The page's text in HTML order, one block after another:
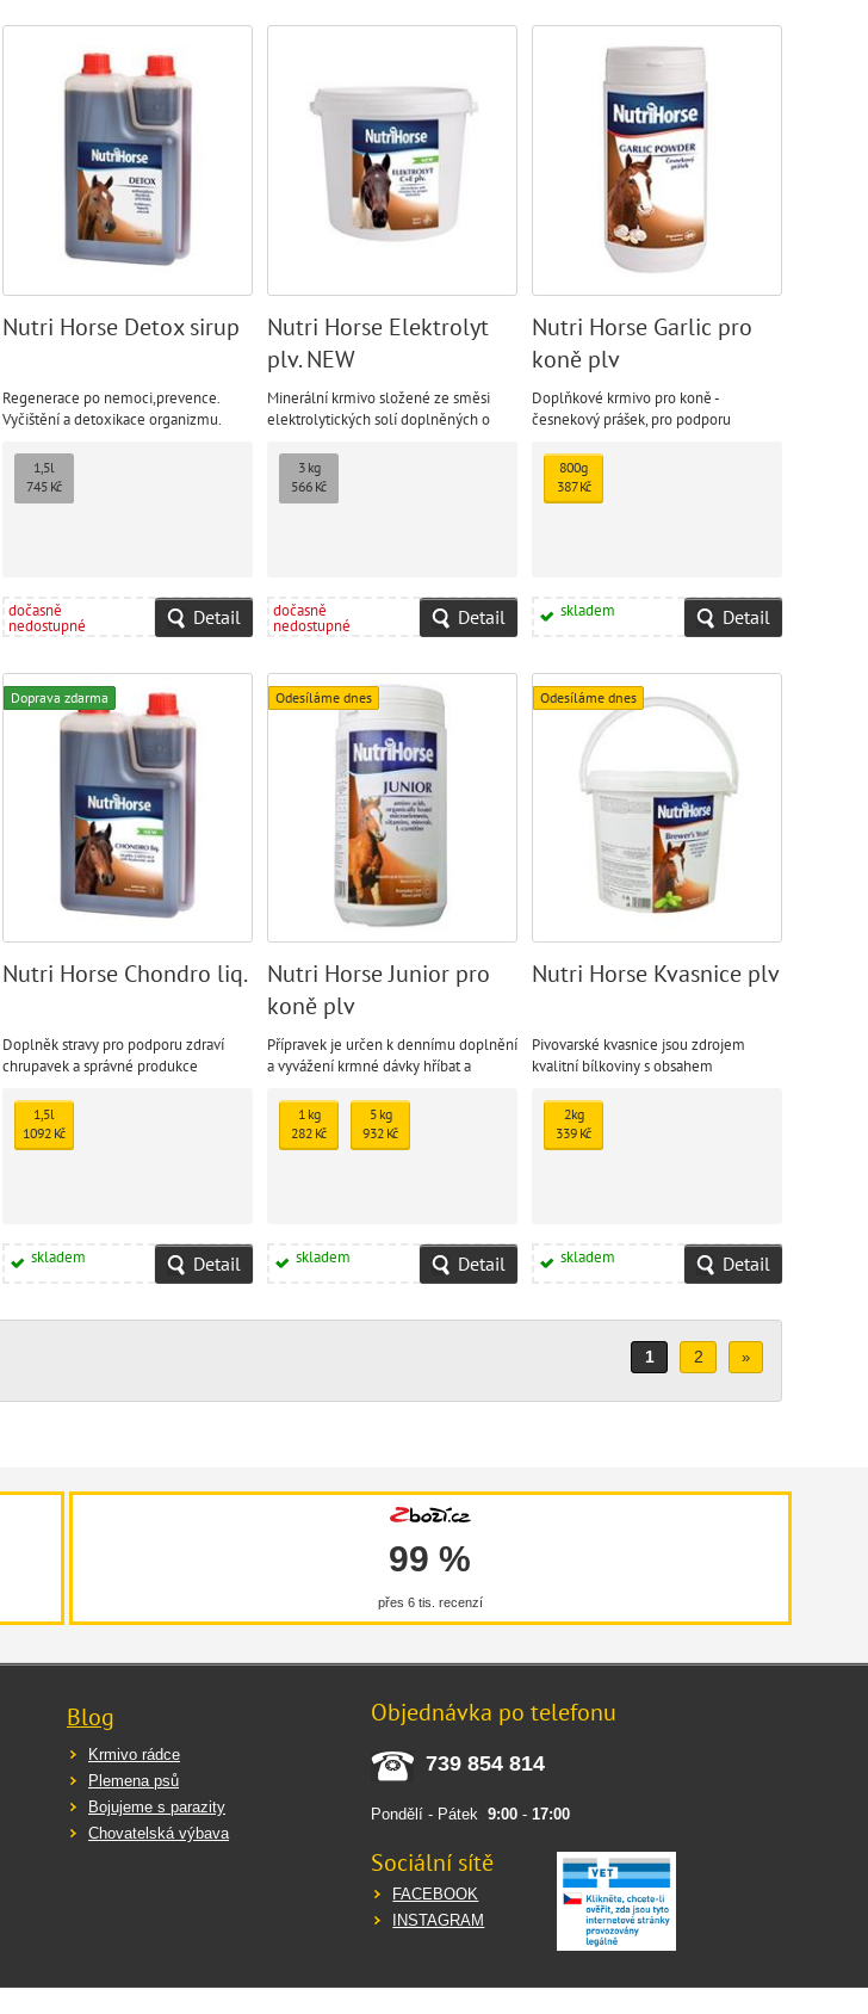
Nutri Horse Detox sirup
Regenerace po nemoci,prevence.
Vyčištění a detoxikace organizmu.
1,5l
745 Kč
dočasně
nedostupné Detail
Nutri Horse Elektrolyt
plv. NEW
Minerální krmivo složené ze směsi
elektrolytických solí doplněných o
3 kg
566 Kč
dočasně
nedostupné Detail
Nutri Horse Garlic pro
koně plv
Doplňkové krmivo pro koně -
česnekový prášek, pro podporu
800g
387 Kč
skladem Detail
Doprava zdarma
Nutri Horse Chondro liq.
Doplněk stravy pro podporu zdraví
chrupavek a správné produkce
1,5l
1092 Kč
skladem Detail
Odesíláme dnes
Nutri Horse Junior pro
koně plv
Přípravek je určen k dennímu doplnění
a vyvážení krmné dávky hříbat a
1 kg
282 Kč
5 kg
932 Kč
skladem Detail
Odesíláme dnes
Nutri Horse Kvasnice plv
Pivovarské kvasnice jsou zdrojem
kvalitní bílkoviny s obsahem
především vitamínů skupiny B, které se
zapojují do energetického
metabolismu a metabolismu
2kg
339 Kč
skladem Detail
1 2 »
99 %
přes 6 tis. recenzí
Blog
Krmivo rádce
Plemena psů
Bojujeme s parazity
Chovatelská výbava
Objednávka po telefonu
739 854 814
Pondělí - Pátek9:00 - 17:00
Sociální sítě
FACEBOOK
INSTAGRAM